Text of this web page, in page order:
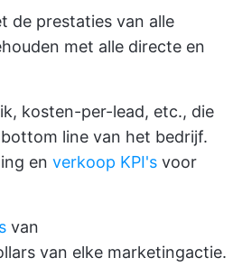
de prestaties van alle
met alle directe en
kosten-per-lead, etc., die
line van het bedrijf.
en verkoop KPI's voor
van
van elke marketingactie.